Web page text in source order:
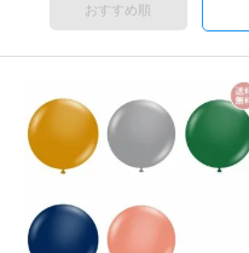
おすすめ順